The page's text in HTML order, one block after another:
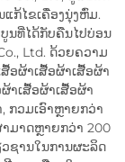
ກ້ໄຂເຄື່ອງນຸ່ງຫົ່ມ.
ນທີ່ໄດ້ກັບຄືນໄປບ່ອນ
Ltd. ດ້ວຍຄວາມ
ອຜ້າເສື້ອຜ້າເສື້ອຜ້າ
າເສື້ອຜ້າເສື້ອຜ້າ
ກວມເອົາຫຼາຍກວ່າ
ມາດຫຼາຍກວ່າ 200
ຊານໃນການຜະລິດ